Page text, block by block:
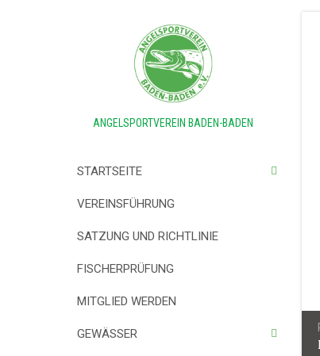
ANGELSPORTVEREIN BADEN-BADEN
STARTSEITE
VEREINSFÜHRUNG
SATZUNG UND RICHTLINIE
FISCHERPRÜFUNG
MITGLIED WERDEN
GEWÄSSER